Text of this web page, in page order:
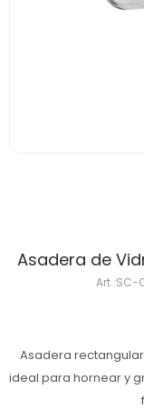
Asadera de
SC-
Asadera
ideal para hornear y